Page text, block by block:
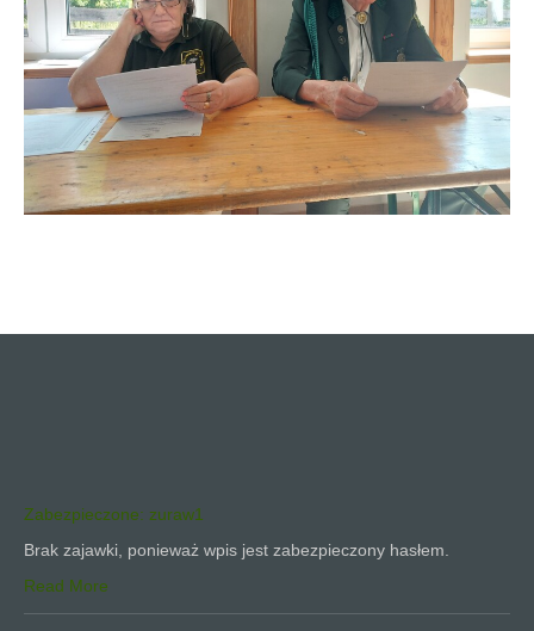
Zabezpieczone: zuraw1
Brak zajawki, ponieważ wpis jest zabezpieczony hasłem.
Read More